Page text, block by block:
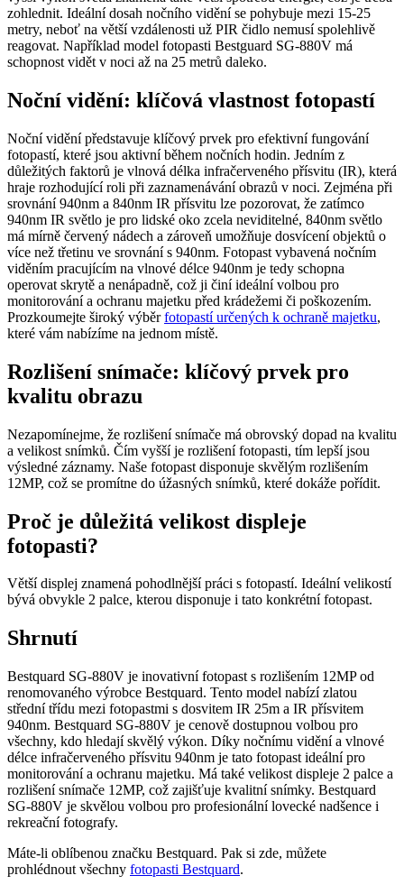
zohlednit. Ideální dosah nočního vidění se pohybuje mezi 15-25
metry, neboť na větší vzdálenosti už PIR čidlo nemusí spolehlivě
reagovat. Například model fotopasti Bestguard SG-880V má
schopnost vidět v noci až na 25 metrů daleko.
Noční vidění: klíčová vlastnost fotopastí
Noční vidění představuje klíčový prvek pro efektivní fungování
fotopastí, které jsou aktivní během nočních hodin. Jedním z
důležitých faktorů je vlnová délka infračerveného přísvitu (IR), která
hraje rozhodující roli při zaznamenávání obrazů v noci. Zejména při
srovnání 940nm a 840nm IR přísvitu lze pozorovat, že zatímco
940nm IR světlo je pro lidské oko zcela neviditelné, 840nm světlo
má mírně červený nádech a zároveň umožňuje dosvícení objektů o
více než třetinu ve srovnání s 940nm. Fotopast vybavená nočním
viděním pracujícím na vlnové délce 940nm je tedy schopna
operovat skrytě a nenápadně, což ji činí ideální volbou pro
monitorování a ochranu majetku před krádežemi či poškozením.
Prozkoumejte široký výběrfotopastí určených k ochraně majetku,
které vám nabízíme na jednom místě.
Rozlišení snímače: klíčový prvek pro
kvalitu obrazu
Nezapomínejme, že rozlišení snímače má obrovský dopad na kvalitu
a velikost snímků. Čím vyšší je rozlišení fotopasti, tím lepší jsou
výsledné záznamy. Naše fotopast disponuje skvělým rozlišením
12MP, což se promítne do úžasných snímků, které dokáže pořídit.
Proč je důležitá velikost displeje
fotopasti?
Větší displej znamená pohodlnější práci s fotopastí. Ideální velikostí
bývá obvykle 2 palce, kterou disponuje i tato konkrétní fotopast.
Shrnutí
Bestquard SG-880V je inovativní fotopast s rozlišením 12MP od
renomovaného výrobce Bestquard. Tento model nabízí zlatou
střední třídu mezi fotopastmi s dosvitem IR 25m a IR přísvitem
940nm. Bestquard SG-880V je cenově dostupnou volbou pro
všechny, kdo hledají skvělý výkon. Díky nočnímu vidění a vlnové
délce infračerveného přísvitu 940nm je tato fotopast ideální pro
monitorování a ochranu majetku. Má také velikost displeje 2 palce a
rozlišení snímače 12MP, což zajišťuje kvalitní snímky. Bestquard
SG-880V je skvělou volbou pro profesionální lovecké nadšence i
rekreační fotografy.
Máte-li oblíbenou značku Bestquard. Pak si zde, můžete
prohlédnout všechny fotopasti Bestquard.